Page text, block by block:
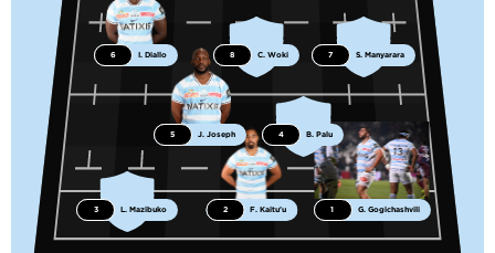
1 G. Gogichashvili
2 F. Kaitu'u
3 L. Mazibuko
4 B. Palu
5 J. Joseph
6 I. Diallo 7 S. Manyarara
8 C. Woki